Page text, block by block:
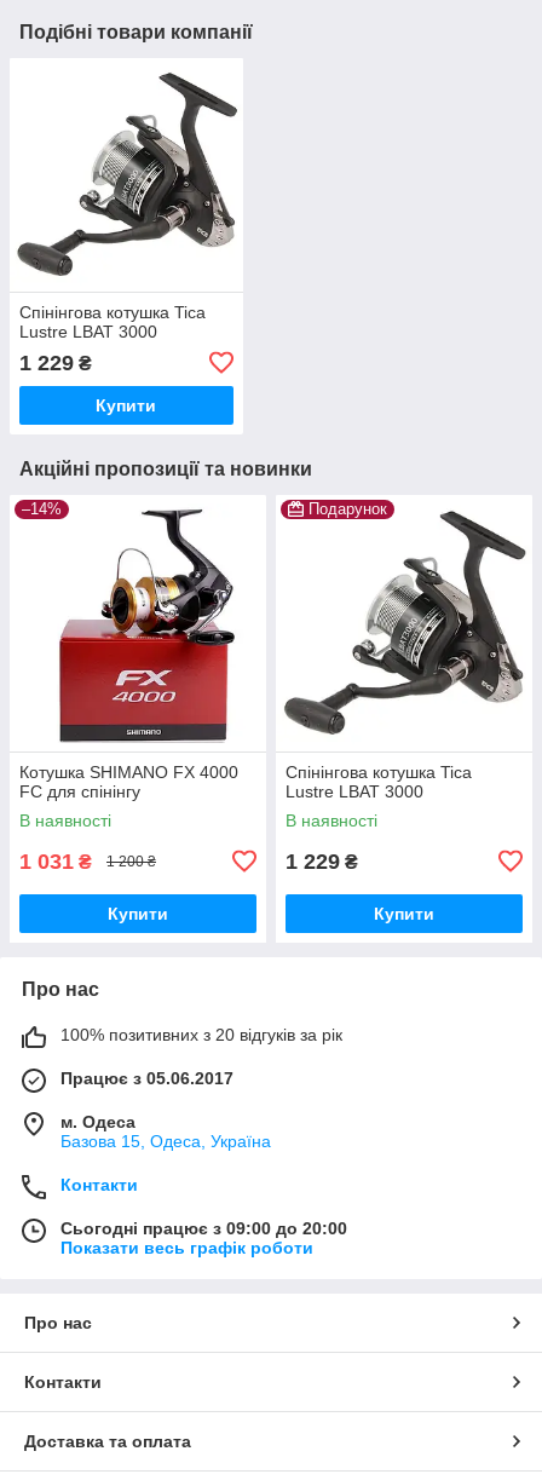
Подібні товари компанії
Спінінгова котушка Tica
Lustre LBAT 3000
1 229 ₴
Купити
Акційні пропозиції та новинки
–14%
Котушка SHIMANO FX 4000
FC для спінінгу
В наявності
1 031 ₴ 1 200 ₴
Купити
Подарунок
Спінінгова котушка Tica
Lustre LBAT 3000
В наявності
1 229 ₴
Купити
Про нас
100% позитивних з 20 відгуків за рік
Працює з 05.06.2017
м. Одеса
Базова 15, Одеса, Україна
Контакти
Сьогодні працює з 09:00 до 20:00
Показати весь графік роботи
Про нас
Контакти
Доставка та оплата